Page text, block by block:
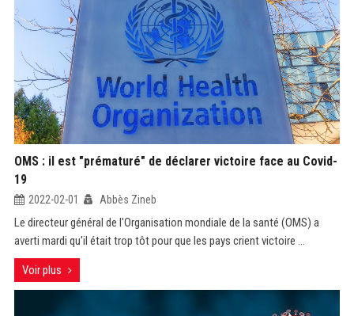
OMS : il est "prématuré" de déclarer victoire face au Covid-
19
2022-02-01 Abbès Zineb
Le directeur général de l'Organisation mondiale de la santé (OMS) a
averti mardi qu'il était trop tôt pour que les pays crient victoire ...
Voir plus